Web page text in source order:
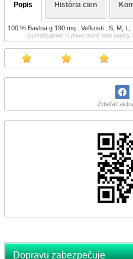
Zdieľať
Dopravu zabezpečuje
Popis História cien
100 % Bavlna g 190 mq . Veľkosti : S, M, L,
(vyhradzujeme si právo meniť tieto popisy